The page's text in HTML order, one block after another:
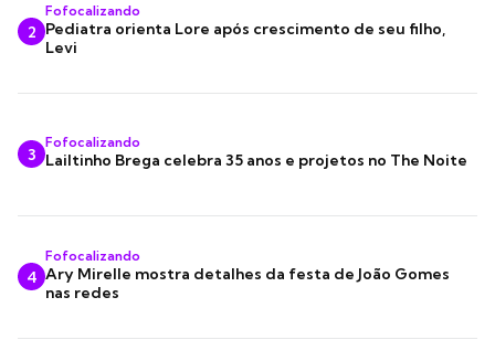
2
Fofocalizando
Pediatra orienta Lore após crescimento de seu filho,
Levi
3
Fofocalizando
Lailtinho Brega celebra 35 anos e projetos no The Noite
4
Fofocalizando
Ary Mirelle mostra detalhes da festa de João Gomes
nas redes